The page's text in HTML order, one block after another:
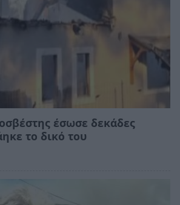
έσωσε δεκάδες
το δικό του